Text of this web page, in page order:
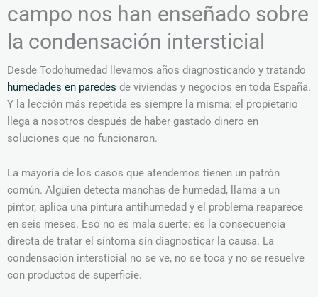
campo nos han enseñado sobre
la condensación intersticial
Desde Todohumedad llevamos años diagnosticando y tratando
humedades en paredes de viviendas y negocios en toda España.
Y la lección más repetida es siempre la misma: el propietario
llega a nosotros después de haber gastado dinero en
soluciones que no funcionaron.
La mayoría de los casos que atendemos tienen un patrón
común. Alguien detecta manchas de humedad, llama a un
pintor, aplica una pintura antihumedad y el problema reaparece
en seis meses. Eso no es mala suerte: es la consecuencia
directa de tratar el síntoma sin diagnosticar la causa. La
condensación intersticial no se ve, no se toca y no se resuelve
con productos de superficie.